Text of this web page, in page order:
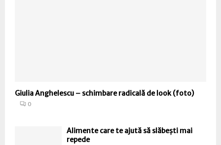
Giulia Anghelescu – schimbare radicală de look (foto)
0
Alimente care te ajută să slăbești mai
repede